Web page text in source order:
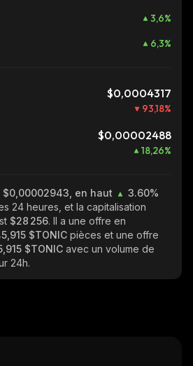
3,6%
6,3%
$0,0004317
93,18%
$0,00002488
18,26%
$0,00002943, en haut
3.60%
24 heures, et la capitalisation
$28 256. Il a une offre en
$TONIC pièces et une offre
$TONIC avec un volume de
24h.